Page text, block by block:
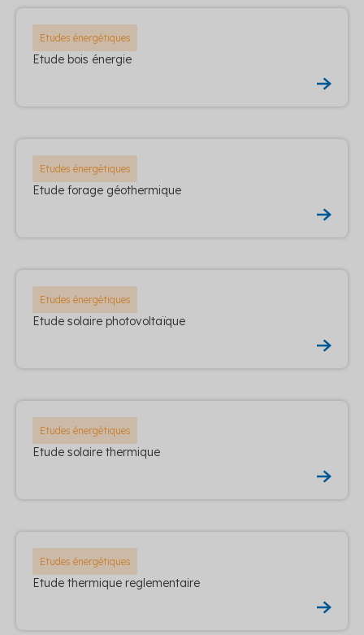
Etudes énergétiques
Etude bois énergie
Etudes énergétiques
Etude forage géothermique
Etudes énergétiques
Etude solaire photovoltaïque
Etudes énergétiques
Etude solaire thermique
Etudes énergétiques
Etude thermique reglementaire